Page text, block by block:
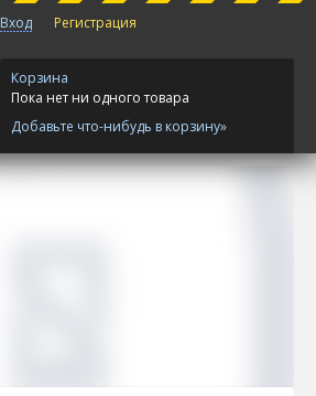
Вход Регистрация
Корзина
Пока нет ни одного товара
Добавьте что-нибудь в корзину»